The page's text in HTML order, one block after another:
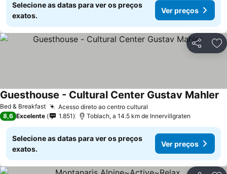
Selecione as datas para ver os preços
exatos.
Ver preços
Partilhar
Bed & Breakfast Acesso direto ao centro cultural
Guesthouse - Cultural Center Gustav Mahler
8,6 Excelente 1.851 Toblach, a 14.5 km de Innervillgraten
Selecione as datas para ver os preços
exatos.
Ver preços